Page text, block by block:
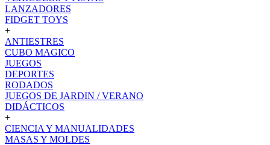
LANZADORES
FIDGET TOYS
+
ANTIESTRES
CUBO MAGICO
JUEGOS
DEPORTES
RODADOS
JUEGOS DE JARDIN / VERANO
DIDÁCTICOS
+
CIENCIA Y MANUALIDADES
MASAS Y MOLDES